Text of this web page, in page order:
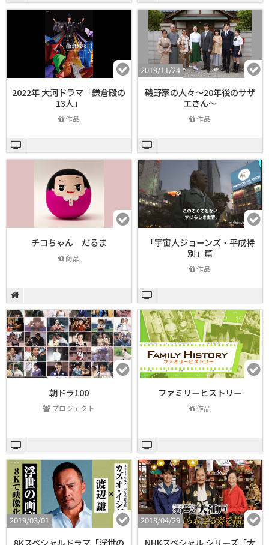
2022年 大河ドラマ「鎌倉殿の
13人」
作品
2019/11/24
磯野家の人々～20年後のサザ
エさん～
作品
チコちゃん だるま
商品
「宇宙人ジョーンズ・平成特
別」篇
作品
朝ドラ100
プロジェクト
ファミリーヒストリー
作品
2019/03/01
8Kスペシャルドラマ「浮世の
2018/04/29
NHKスペシャル シリーズ「大